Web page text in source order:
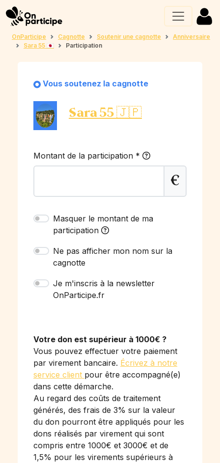
OnParticipe Cagnotte Soutenir une cagnotte
Anniversaire
Sara 55 🇯🇵
Participation
Vous soutenez la cagnotte
Sara 55 🇯🇵
Montant de la participation *
€
Masquer le montant de ma
participation
Ne pas afficher mon nom sur la
cagnotte
Je m'inscris à la newsletter
OnParticipe.fr
Votre don est supérieur à 1000€ ?
Vous pouvez effectuer votre paiement
par virement bancaire. Écrivez à notre
service client pour être accompagné(e)
dans cette démarche.
Au regard des coûts de traitement
générés, des frais de 3% sur la valeur
du don pourront être appliqués pour les
dons réalisés par virement qui sont
compris entre 1000€ et 3000€ et de
1,5% pour les virements supérieurs à